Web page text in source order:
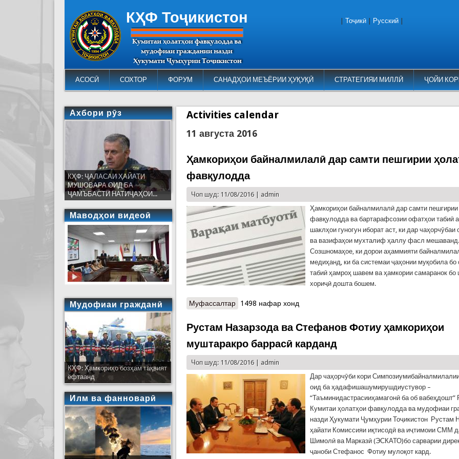
КҲФ Тоҷикистон
АСОСӢ СОХТОР ФОРУМ САНАДҲОИ МЕЪЁРИИ ҲУҚУҚӢ СТРАТЕГИЯИ МИЛЛӢ ҶОЙИ
Тоҷикӣ Русский
Activities calendar
11 августа 2016
Ҳамкориҳои байналмилалӣ дар самти пешгирии
фавқулодда
Чоп шуд: 11/08/2016 | admin
Ҳамкориҳои байналмилалӣ дар самти пешгирии
фавқулодда ва бартарафсозии офатҳои табиӣ
шаклҳои гуногун иборат аст, ки дар
ва вазифаҳои мухталиф ҳаллу фасл
Созшномаҳое, ки дорои аҳаммияти
медиҳанд, ки ба системаи ҷаҳонии муқобила
табиӣ ҳамроҳ шавем ва ҳамкории самаранок бо
хориҷӣ дошта бошем.
Муфассалтар о Ҳамкориҳои байналмилалӣ дар самти пешгирии ҳолатҳои
1498 нафар хонд
Рустам Назарзода ва Стефанов Фотиу ҳамкориҳои
муштаракро баррасӣ карданд
Чоп шуд: 11/08/2016 | admin
Дар чаҳорчӯби кори
оид ба ҳадафишашумирушдиустувор –
“Таъминидастрасииҳамагонӣ ба об вабеҳдошт”
Кумитаи ҳолатҳои фавқулодда ва мудофиаи
назди Ҳукумати Ҷумҳурии Тоҷикистон Рустам
ҳайати Комиссияи иқтисодӣ ва иҷтимоии СММ
Шимолӣ ва Марказӣ (ЭСКАТО)бо сарварии
ҷаноби Стефанос Фотиу мулоқот кард.
Ахбори рӯз
КҲФ: ҶАЛАСАИ ҲАЙАТИ
МУШОВАРА ОИД БА
ҶАМЪБАСТИ НАТИҶАҲОИ...
Маводҳои видеоӣ
Мудофиаи гражданӣ
КҲФ: Ҳамкориҳо бозҳам тақвият
ёфтаанд
Илм ва фанноварӣ